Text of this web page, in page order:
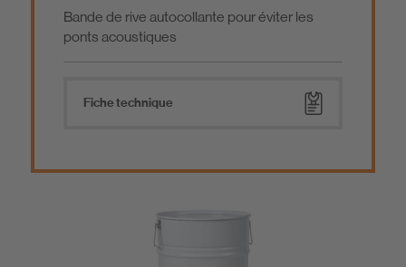
Bande de rive autocollante pour éviter les
ponts acoustiques
Fiche technique